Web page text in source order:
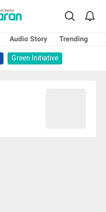
Audio Story
Trending
Green Initiative